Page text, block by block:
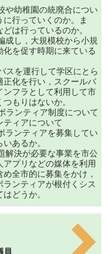
幼稚園の統廃合につい
に行っていくのか。ま
は行っているのか。
し，大規模校から小規
化を促す時期に来ている
を運行して学区にとら
正化を行い，スクールバ
ンフラとして利用して市
もりはないか。
ランティア制度について
ティアについて
ンティアを募集してい
あるか。
決が必要な事業を市公
アプリなどの媒体を利用
め全市的に募集をかけ，
ランティアが根付くシス
どうか。
員